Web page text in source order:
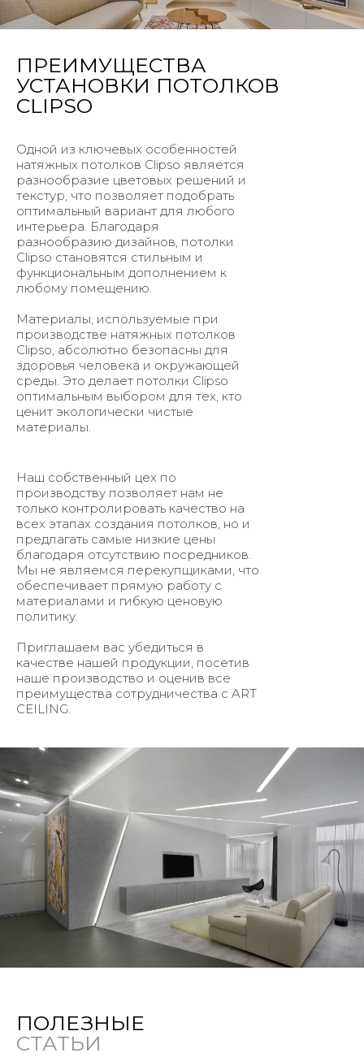
Одной из ключевых особенностей
натяжных потолков Clipso является
разнообразие цветовых решений и
текстур, что позволяет подобрать
оптимальный вариант для любого
интерьера. Благодаря
разнообразию дизайнов, потолки
Clipso становятся стильным и
функциональным дополнением к
любому помещению.
Материалы, используемые при
производстве натяжных потолков
Clipso, абсолютно безопасны для
здоровья человека и окружающей
среды. Это делает потолки Clipso
оптимальным выбором для тех, кто
ценит экологически чистые
материалы.
Наш собственный цех по
производству позволяет нам не
только контролировать качество на
всех этапах создания потолков, но и
предлагать самые низкие цены
благодаря отсутствию посредников.
Мы не являемся перекупщиками, что
обеспечивает прямую работу с
материалами и гибкую ценовую
политику.
Приглашаем вас убедиться в
качестве нашей продукции, посетив
наше производство и оценив все
преимущества сотрудничества с ART
CEILING.
ПРЕИМУЩЕСТВА
УСТАНОВКИ ПОТОЛКОВ
CLIPSO
ПОЛЕЗНЫЕ
СТАТЬИ